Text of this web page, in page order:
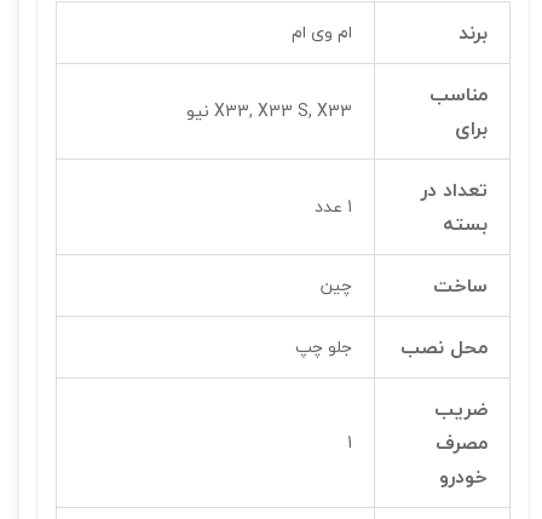
برند ام وی ام
مناسب
برای
X33, X33 S, X33 نیو
تعداد در
بسته
1 عدد
ساخت چین
محل نصب جلو چپ
ضریب
مصرف
خودرو
1